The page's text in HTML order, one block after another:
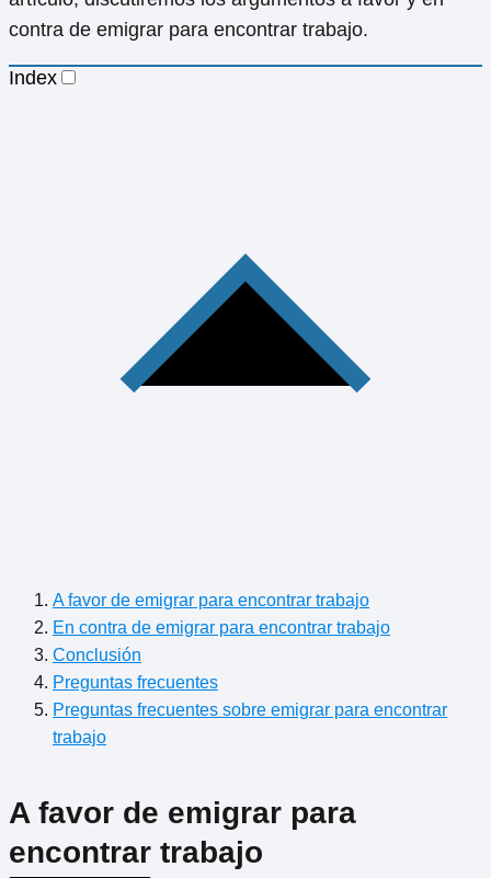
contra de emigrar para encontrar trabajo.
Index
A favor de emigrar para encontrar trabajo
En contra de emigrar para encontrar trabajo
Conclusión
Preguntas frecuentes
Preguntas frecuentes sobre emigrar para encontrar
trabajo
A favor de emigrar para
encontrar trabajo